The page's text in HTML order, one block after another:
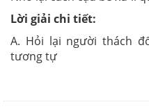
Lời giải chi tiết:
A. Hỏi lại người thách
tương tự